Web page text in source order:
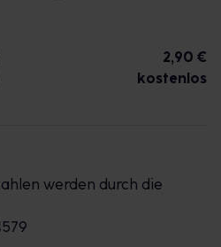
2,90 €
kostenlos
werden durch die